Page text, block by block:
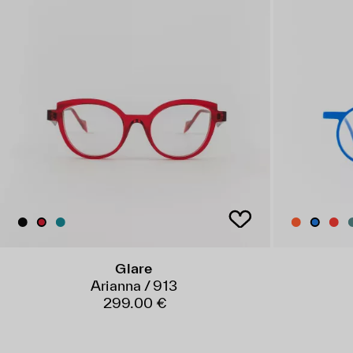
Glare
Arianna / 913
299.00 €